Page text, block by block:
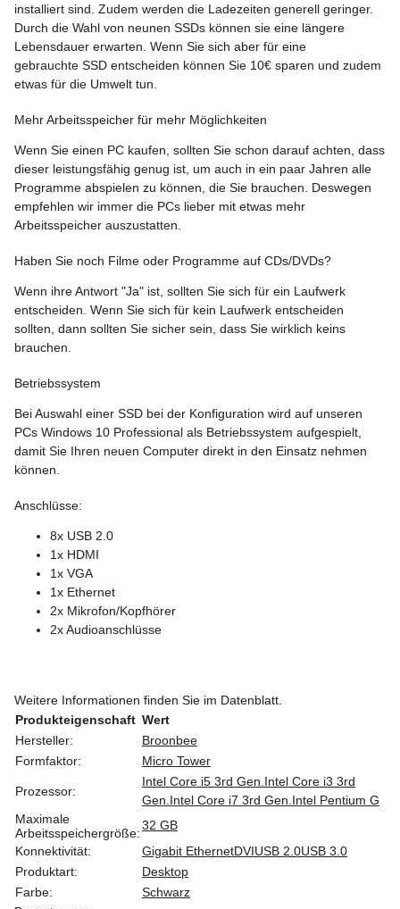
installiert sind. Zudem werden die Ladezeiten generell geringer.
Durch die Wahl von neunen SSDs können sie eine längere
Lebensdauer erwarten. Wenn Sie sich aber für eine
gebrauchte SSD entscheiden können Sie 10€ sparen und zudem
etwas für die Umwelt tun.
Mehr Arbeitsspeicher für mehr Möglichkeiten
Wenn Sie einen PC kaufen, sollten Sie schon darauf achten, dass
dieser leistungsfähig genug ist, um auch in ein paar Jahren alle
Programme abspielen zu können, die Sie brauchen. Deswegen
empfehlen wir immer die PCs lieber mit etwas mehr
Arbeitsspeicher auszustatten.
Haben Sie noch Filme oder Programme auf CDs/DVDs?
Wenn ihre Antwort "Ja" ist, sollten Sie sich für ein Laufwerk
entscheiden. Wenn Sie sich für kein Laufwerk entscheiden
sollten, dann sollten Sie sicher sein, dass Sie wirklich keins
brauchen.
Betriebssystem
Bei Auswahl einer SSD bei der Konfiguration wird auf unseren
PCs Windows 10 Professional als Betriebssystem aufgespielt,
damit Sie Ihren neuen Computer direkt in den Einsatz nehmen
können.
Anschlüsse:
8x USB 2.0
1x HDMI
1x VGA
1x Ethernet
2x Mikrofon/Kopfhörer
2x Audioanschlüsse
Weitere Informationen finden Sie im Datenblatt.
Produkteigenschaft Wert
Hersteller:
Broonbee
Formfaktor:
Micro Tower
Prozessor:
Intel Core i5 3rd Gen. Intel Core i3 3rd
Gen. Intel Core i7 3rd Gen. Intel Pentium G
Maximale
Arbeitsspeichergröße:
32 GB
Konnektivität:
Gigabit EthernetDVIUSB 2.0USB 3.0
Produktart:
Desktop
Farbe:
Schwarz